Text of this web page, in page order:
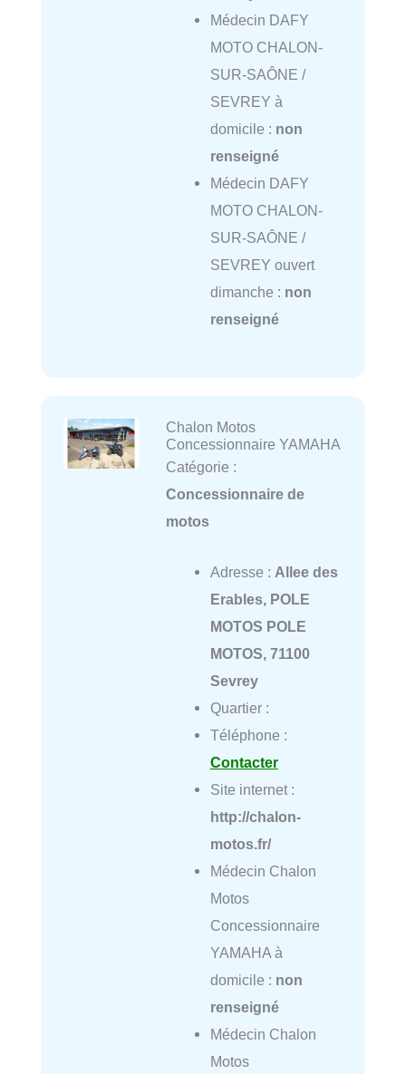
Médecin DAFY
MOTO CHALON-
SUR-SAÔNE /
SEVREY à
domicile : non
renseigné
Médecin DAFY
MOTO CHALON-
SUR-SAÔNE /
SEVREY ouvert
dimanche : non
renseigné
Chalon Motos
Concessionnaire YAMAHA
Catégorie :
Concessionnaire de
motos
Adresse : Allee des
Erables, POLE
MOTOS POLE
MOTOS, 71100
Sevrey
Quartier :
Téléphone :
Contacter
Site internet :
http://chalon-
motos.fr/
Médecin Chalon
Motos
Concessionnaire
YAMAHA à
domicile : non
renseigné
Médecin Chalon
Motos